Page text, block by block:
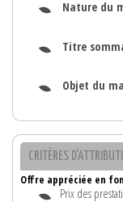
Nature du
Titre
Objet du
CRITÈRES
Offre appréciée en
Prix des